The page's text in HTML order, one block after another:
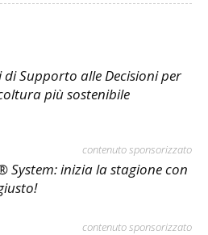
di Supporto alle Decisioni per
più sostenibile
contenuto sponsorizzato
System: inizia la stagione con
contenuto sponsorizzato